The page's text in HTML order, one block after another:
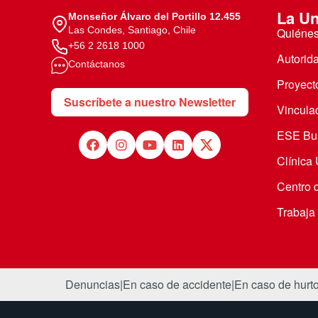
Monseñor Álvaro del Portillo 12.455
Las Condes, Santiago, Chile
+56 2 2618 1000
Contáctanos
Suscríbete a nuestro Newsletter
La
ESE
Clínica
Centro
Denuncias|En caso de accidente|En caso de hurto